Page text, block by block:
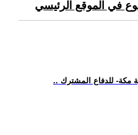
في الموقع الرئيسي